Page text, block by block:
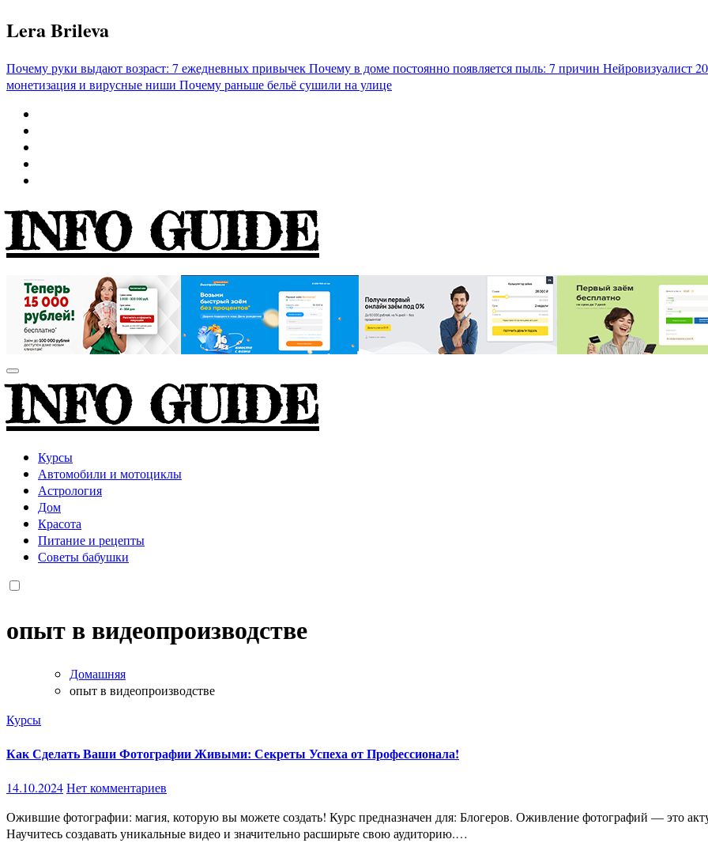
Перейти
к
Lera Brileva
Почему руки выдают возраст: 7 ежедневных привычекПочему в доме постоянно появляется пыль: 7 причин Нейровизуалист
монетизация и вирусные ниши Почему раньше бельё сушили на улице
INFO GUIDE
INFO GUIDE
Курсы
Автомобили и мотоциклы
Астрология
Дом
Красота
Питание и рецепты
Советы бабушки
опыт в видеопроизводстве
Домашняя
опыт в видеопроизводстве
Курсы
Как Сделать Ваши Фотографии Живыми: Секреты Успеха от Профессионала!
14.10.2024Нет комментариев
Ожившие фотографии: магия, которую вы можете создать! Курс предназначен для: Блогеров. Оживление фотографий — это актуальный тренд, способный собрать миллионы просмотров.
Научитесь создавать уникальные видео и значительно расширьте свою аудиторию.…